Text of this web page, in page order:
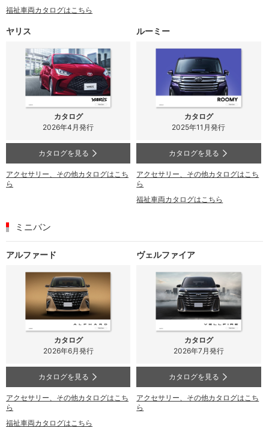
福祉車両カタログはこちら
ヤリス
カタログ
2026年4月発行
カタログを見る
アクセサリー、その他カタログはこち
ら
ルーミー
カタログ
2025年11月発行
カタログを見る
アクセサリー、その他カタログはこち
ら
福祉車両カタログはこちら
ミニバン
アルファード
カタログ
2026年6月発行
カタログを見る
アクセサリー、その他カタログはこち
ら
福祉車両カタログはこちら
ヴェルファイア
カタログ
2026年7月発行
カタログを見る
アクセサリー、その他カタログはこち
ら